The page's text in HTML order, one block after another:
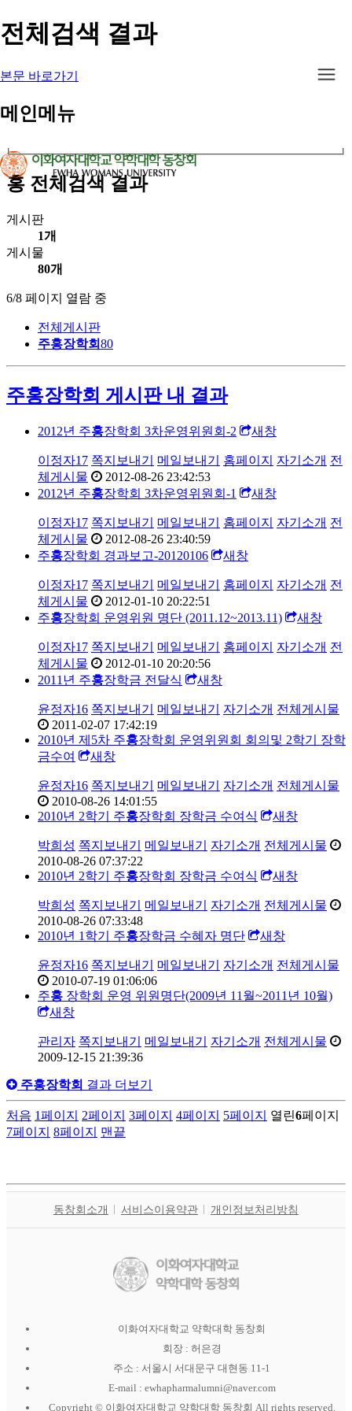
전체검색 결과
본문 바로가기
메인메뉴
전체검색 결과
게시판 그룹선택
검색어 필수
홍 전체검색 결과
게시판
1개
게시물
80개
6/8 페이지 열람 중
전체게시판
주홍장학회80
주홍장학회 게시판 내 결과
2012년 주홍장학회 3차운영위원회-2 새창
이정자17 쪽지보내기 메일보내기 홈페이지 자기소개 전
체게시물
2012-08-26 23:42:53
2012년 주홍장학회 3차운영위원회-1 새창
이정자17 쪽지보내기 메일보내기 홈페이지 자기소개 전
체게시물
2012-08-26 23:40:59
주홍장학회 경과보고-20120106 새창
이정자17 쪽지보내기 메일보내기 홈페이지 자기소개 전
체게시물
2012-01-10 20:22:51
주홍장학회 운영위원 명단 (2011.12~2013.11) 새창
이정자17 쪽지보내기 메일보내기 홈페이지 자기소개 전
체게시물
2012-01-10 20:20:56
2011년 주홍장학금 전달식 새창
윤정자16 쪽지보내기 메일보내기 자기소개 전체게시물
2011-02-07 17:42:19
2010년 제5차 주홍장학회 운영위원회 회의및 2학기 장학
금수여
새창
윤정자16 쪽지보내기 메일보내기 자기소개 전체게시물
2010-08-26 14:01:55
2010년 2학기 주홍장학회 장학금 수여식 새창
박희성 쪽지보내기 메일보내기 자기소개 전체게시물
2010-08-26 07:37:22
2010년 2학기 주홍장학회 장학금 수여식 새창
박희성 쪽지보내기 메일보내기 자기소개 전체게시물
2010-08-26 07:33:48
2010년 1학기 주홍장학금 수혜자 명단 새창
윤정자16 쪽지보내기 메일보내기 자기소개 전체게시물
2010-07-19 01:06:06
주홍 장학회 운영 위원명단(2009년 11월~2011년 10월)
새창
관리자 쪽지보내기 메일보내기 자기소개 전체게시물
2009-12-15 21:39:36
주홍장학회 결과 더보기
처음 1페이지 2페이지 3페이지 4페이지 5페이지 열린6페이지
7페이지 8페이지 맨끝
동창회소개 서비스이용약관 개인정보처리방침
이화여자대학교 약학대학 동창회
회장 : 허은경
주소 : 서울시 서대문구 대현동 11-1
E-mail : ewhapharmalumni@naver.com
Copyright © 이화여자대학교 약학대학 동창회 All rights reserved.